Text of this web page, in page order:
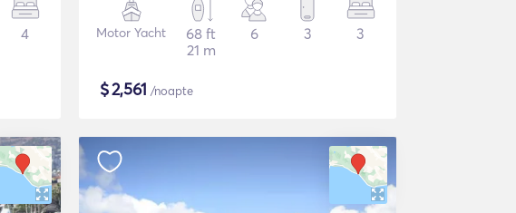
4 Motor Yacht
68 ft
21 m
6 3 3
$2,561 /noapte